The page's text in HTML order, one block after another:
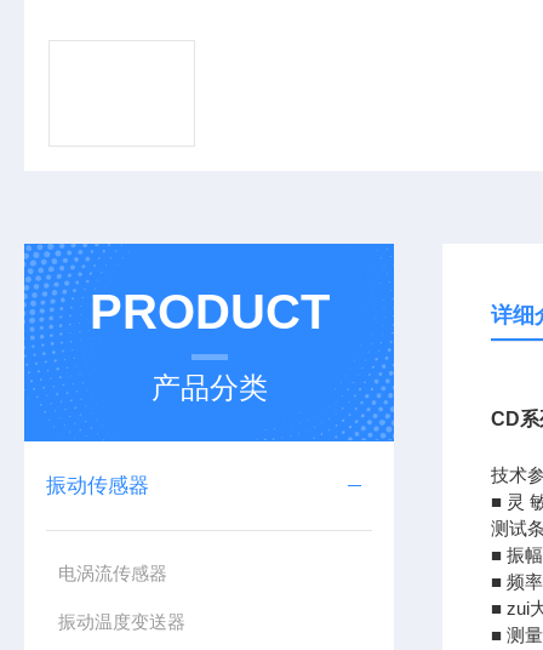
PRODUCT
产品分类
振动传感器
电涡流传感器
振动温度变送器
详细
CD系
技术
■ 灵
测试
■ 振
■ 频
■ zui
■ 测